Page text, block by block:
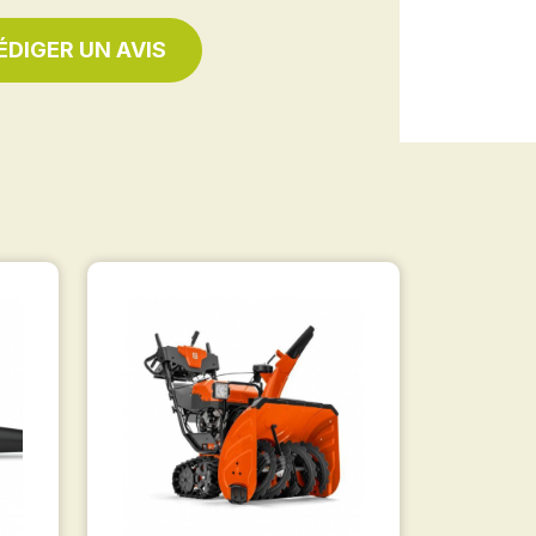
UN AVIS